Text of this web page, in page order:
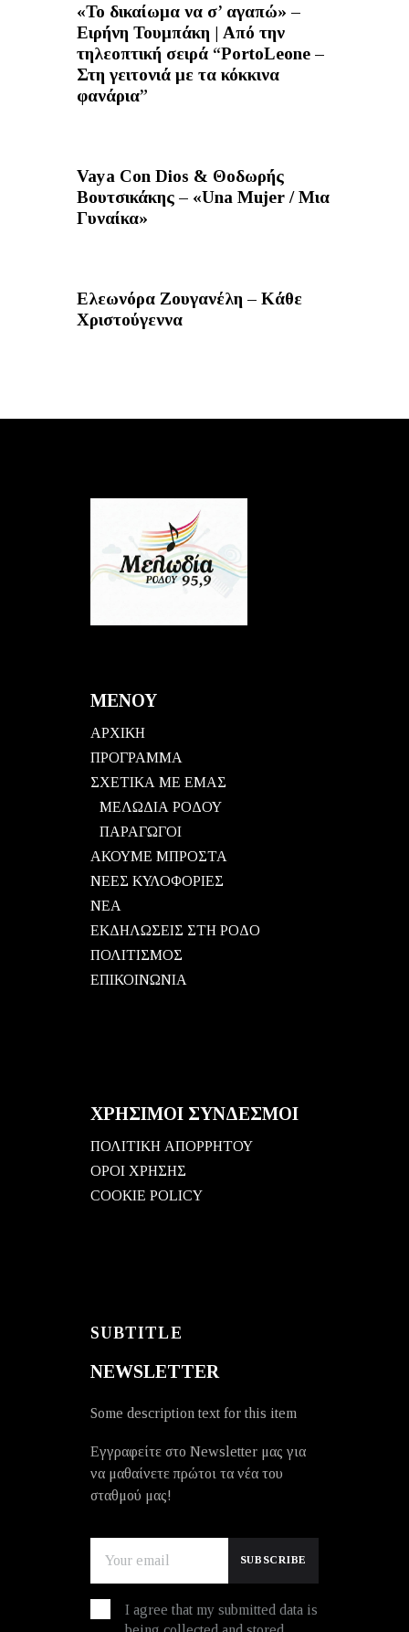
«Το δικαίωμα να σ’ αγαπώ» –
Ειρήνη Τουμπάκη | Από την
τηλεοπτική σειρά “PortoLeone –
Στη γειτονιά με τα κόκκινα
φανάρια”
Vaya Con Dios & Θοδωρής
Βουτσικάκης – «Una Mujer / Μια
Γυναίκα»
Ελεωνόρα Ζουγανέλη – Κάθε
Χριστούγεννα
ΜΕΝΟΥ
ΑΡΧΙΚΗ
ΠΡΟΓΡΑΜΜΑ
ΣΧΕΤΙΚΑ ΜΕ ΕΜΑΣ
ΜΕΛΩΔΙΑ ΡΟΔΟΥ
ΠΑΡΑΓΩΓΟΙ
ΑΚΟΥΜΕ ΜΠΡΟΣΤΑ
ΝΕΕΣ ΚΥΛΟΦΟΡΙΕΣ
ΝΕΑ
ΕΚΔΗΛΩΣΕΙΣ ΣΤΗ ΡΟΔΟ
ΠΟΛΙΤΙΣΜΟΣ
ΕΠΙΚΟΙΝΩΝΙΑ
ΧΡΗΣΙΜΟΙ ΣΥΝΔΕΣΜΟΙ
ΠΟΛΙΤΙΚΗ ΑΠΟΡΡΗΤΟΥ
ΟΡΟΙ ΧΡΗΣΗΣ
COOKIE POLICY
SUBTITLE
NEWSLETTER
Some description text for this item
Εγγραφείτε στο Newsletter μας για
να μαθαίνετε πρώτοι τα νέα του
σταθμού μας!
I agree that my submitted data is